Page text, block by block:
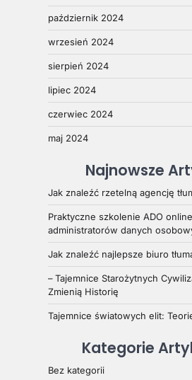
październik 2024
wrzesień 2024
sierpień 2024
lipiec 2024
czerwiec 2024
maj 2024
Najnowsze
Jak znaleźć rzetelną agencję
Praktyczne szkolenie ADO
administratorów danych
Jak znaleźć najlepsze biuro
– Tajemnice Starożytnych
Zmienią Historię
Tajemnice światowych elit:
Kategorie
Bez kategorii